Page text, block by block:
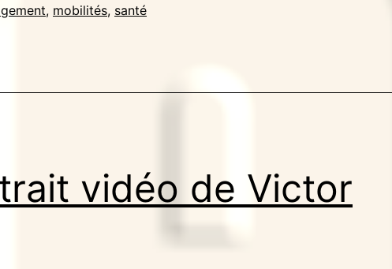
, mobilités, santé
vidéo de Victor